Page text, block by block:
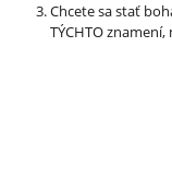
Chcete sa stať
TÝCHTO